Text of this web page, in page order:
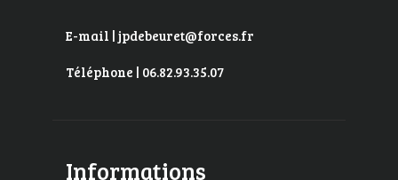
E-mail | jpdebeuret@forces.fr
Téléphone | 06.82.93.35.07
Informations